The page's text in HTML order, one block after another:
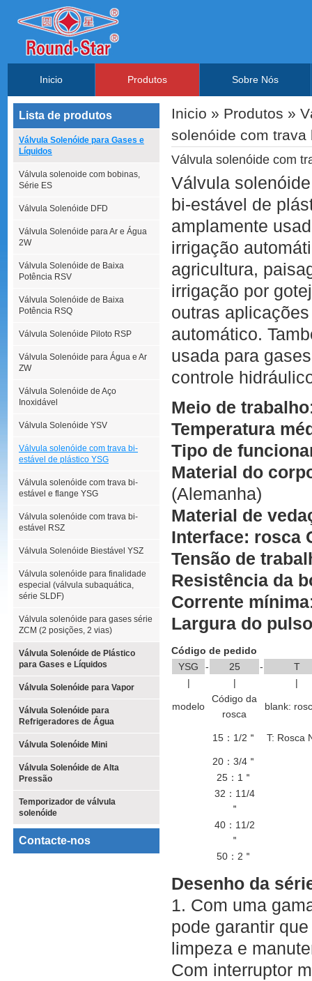
Inicio Produtos Sobre Nós
Lista de produtos
Válvula Solenóide para Gases e
Líquidos
Válvula solenoide com bobinas,
Série ES
Válvula Solenóide DFD
Válvula Solenóide para Ar e Água
2W
Válvula Solenóide de Baixa
Potência RSV
Válvula Solenóide de Baixa
Potência RSQ
Válvula Solenóide Piloto RSP
Válvula Solenóide para Água e Ar
ZW
Válvula Solenóide de Aço
Inoxidável
Válvula Solenóide YSV
Válvula solenóide com trava bi-
estável de plástico YSG
Válvula solenóide com trava bi-
estável e flange YSG
Válvula solenóide com trava bi-
estável RSZ
Válvula Solenóide Biestável YSZ
Válvula solenóide para finalidade
especial (válvula subaquática,
série SLDF)
Válvula solenóide para gases série
ZCM (2 posições, 2 vias)
Válvula Solenóide de Plástico
para Gases e Líquidos
Válvula Solenóide para Vapor
Válvula Solenóide para
Refrigeradores de Água
Válvula Solenóide Mini
Válvula Solenóide de Alta
Pressão
Temporizador de válvula
solenóide
Contacte-nos
Inicio » Produtos »
solenóide com
Válvula solenóide com
Válvula
bi-estável de
amplamente
irrigação
agricultura,
irrigação por
outras
automático.
usada para
controle
Meio de trabalho
Temperatura
Tipo de
Material do
(Alemanha)
Material de
Interface: rosca
Tensão de
Resistência da
Corrente mínima
Largura do
Código de pedido
YSG
- 25 -
T
|
| |
modelo
Código da
rosca
blank:
15：1/2＂ T: Rosca
20：3/4＂
25：1＂
32：11/4
＂
40：11/2
＂
50：2＂
Desenho da
1. Com uma
pode garantir
limpeza e
Com interruptor